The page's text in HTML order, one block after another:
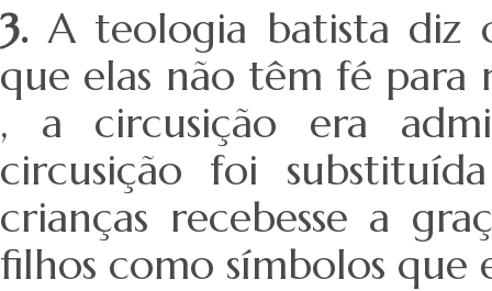
3. A teologia batista diz
que elas não têm fé para
, a circusição era
circusição foi
crianças recebesse a
filhos como símbolos que